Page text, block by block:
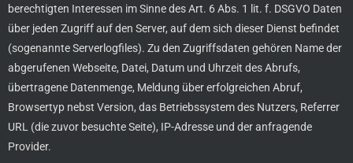
berechtigten Interessen im Sinne des Art. 6 Abs. 1 lit. f. DSGVO Daten
über jeden Zugriff auf den Server, auf dem sich dieser Dienst befindet
(sogenannte Serverlogfiles). Zu den Zugriffsdaten gehören Name der
abgerufenen Webseite, Datei, Datum und Uhrzeit des Abrufs,
übertragene Datenmenge, Meldung über erfolgreichen Abruf,
Browsertyp nebst Version, das Betriebssystem des Nutzers, Referrer
URL (die zuvor besuchte Seite), IP-Adresse und der anfragende
Provider.